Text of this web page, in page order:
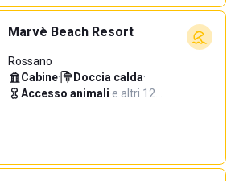
Marvè Beach Resort
Rossano
Cabine· Doccia calda·
Accesso animali·e altri 12…